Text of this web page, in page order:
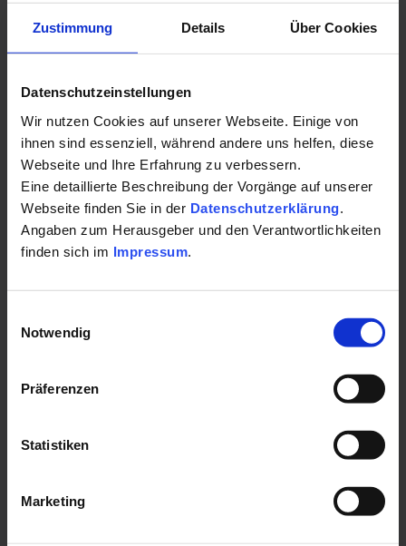
Zustimmung Details Über Cookies
Datenschutzeinstellungen
Wir nutzen Cookies auf unserer Webseite. Einige von
ihnen sind essenziell, während andere uns helfen, diese
Webseite und Ihre Erfahrung zu verbessern.
Eine detaillierte Beschreibung der Vorgänge auf unserer
Webseite finden Sie in der Datenschutzerklärung
Angaben zum Herausgeber und den Verantwortlichkeiten
finden sich im Impressum
Notwendig
Präferenzen
Statistiken
Marketing
Bad Wiessee
Bad Wiessee – der Gesundheitsort am Westufer des